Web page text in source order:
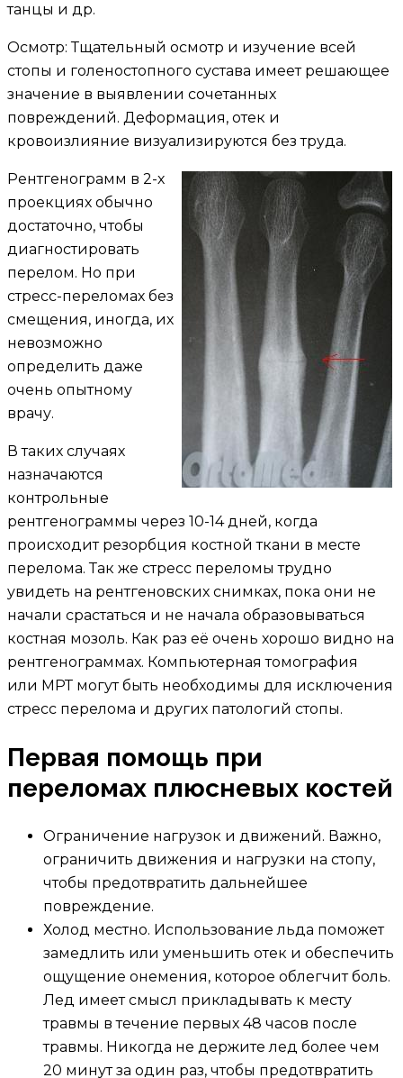
танцы и др.
Осмотр: Тщательный осмотр и изучение всей
стопы и голеностопного сустава имеет решающее
значение в выявлении сочетанных
повреждений. Деформация, отек и
кровоизлияние визуализируются без труда.
Рентгенограмм в 2-х
проекциях обычно
достаточно, чтобы
диагностировать
перелом. Но при
стресс-переломах без
смещения, иногда, их
невозможно
определить даже
очень опытному
врачу.
В таких случаях
назначаются
контрольные
рентгенограммы через 10-14 дней, когда
происходит резорбция костной ткани в месте
перелома. Так же стресс переломы трудно
увидеть на рентгеновских снимках, пока они не
начали срастаться и не начала образовываться
костная мозоль. Как раз её очень хорошо видно на
рентгенограммах. Компьютерная томография
или МРТ могут быть необходимы для исключения
стресс перелома и других патологий стопы.
Первая помощь при
переломах плюсневых костей
Ограничение нагрузок и движений. Важно,
ограничить движения и нагрузки на стопу,
чтобы предотвратить дальнейшее
повреждение.
Холод местно. Использование льда поможет
замедлить или уменьшить отек и обеспечить
ощущение онемения, которое облегчит боль.
Лед имеет смысл прикладывать к месту
травмы в течение первых 48 часов после
травмы. Никогда не держите лед более чем
20 минут за один раз, чтобы предотвратить